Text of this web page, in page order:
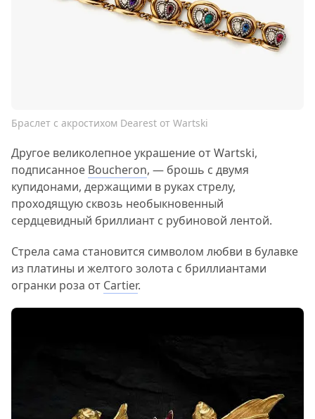
Браслет с акростихом Dearest от Wartski
Другое великолепное украшение от Wartski,
подписанное Boucheron, — брошь с двумя
купидонами, держащими в руках стрелу,
проходящую сквозь необыкновенный
сердцевидный бриллиант с рубиновой лентой.
Стрела сама становится символом любви в булавке
из платины и желтого золота с бриллиантами
огранки роза от Cartier.